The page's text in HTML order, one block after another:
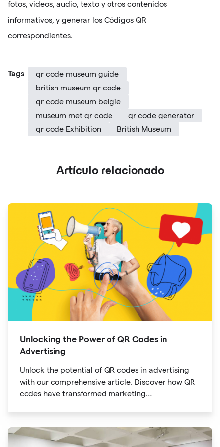
fotos, videos, audio, texto y otros contenidos
informativos, y generar los Códigos QR
correspondientes.
Tags
qr code museum guide
british museum qr code
qr code museum belgie
museum met qr code
qr code generator
qr code Exhibition
British Museum
Artículo relacionado
Unlocking the Power of QR Codes in
Advertising
Unlock the potential of QR codes in advertising
with our comprehensive article. Discover how QR
codes have transformed marketing
quick access and enhanced engagement offered
by QR codes, along with their tracking and